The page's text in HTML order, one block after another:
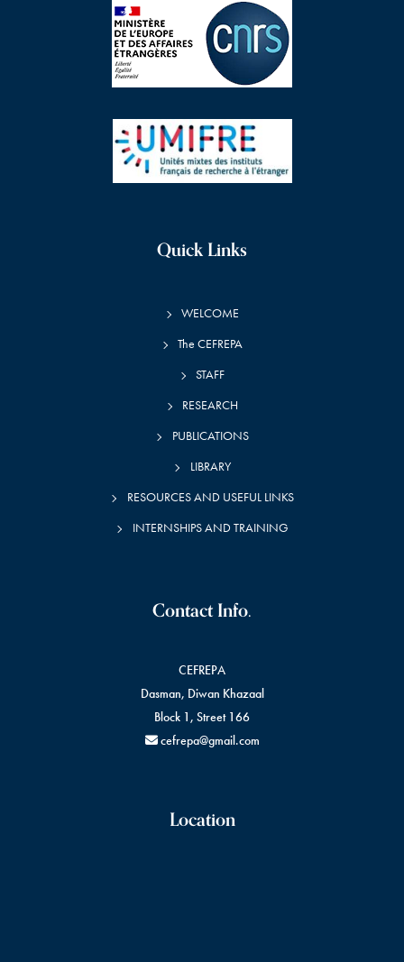
Quick Links
WELCOME
The CEFREPA
STAFF
RESEARCH
PUBLICATIONS
LIBRARY
RESOURCES AND USEFUL LINKS
INTERNSHIPS AND TRAINING
Contact Info.
CEFREPA
Dasman, Diwan Khazaal
Block 1, Street 166
cefrepa@gmail.com
Location